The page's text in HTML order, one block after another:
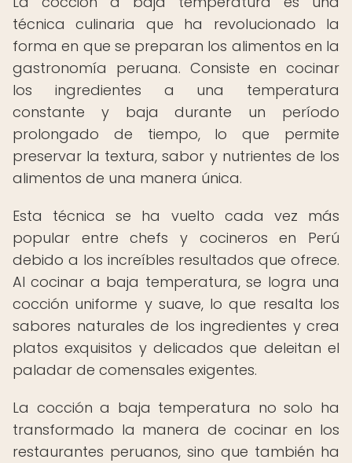
técnica culinaria que ha revolucionado la
forma en que se preparan los alimentos en la
gastronomía peruana. Consiste en cocinar
los ingredientes a una temperatura
constante y baja durante un período
prolongado de tiempo, lo que permite
preservar la textura, sabor y nutrientes de los
alimentos de una manera única.
Esta técnica se ha vuelto cada vez más
popular entre chefs y cocineros en Perú
debido a los increíbles resultados que ofrece.
Al cocinar a baja temperatura, se logra una
cocción uniforme y suave, lo que resalta los
sabores naturales de los ingredientes y crea
platos exquisitos y delicados que deleitan el
paladar de comensales exigentes.
La cocción a baja temperatura no solo ha
transformado la manera de cocinar en los
restaurantes peruanos, sino que también ha